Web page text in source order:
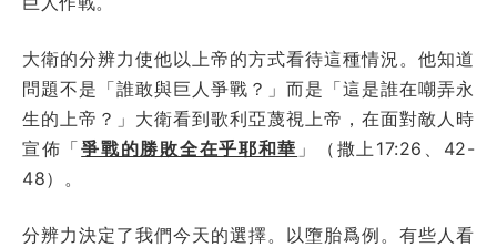
大衛的分辨力使他以上帝的方式看待這種情況。他知道
問題不是「誰敢與巨人爭戰？」而是「這是誰在嘲弄永
生的上帝？」大衛看到歌利亞蔑視上帝，在面對敵人時
宣佈「爭戰的勝敗全在乎耶和華 」（撒上17:26、42-
48）。
分辨力決定了我們今天的選擇。以墮胎爲例。有些人看